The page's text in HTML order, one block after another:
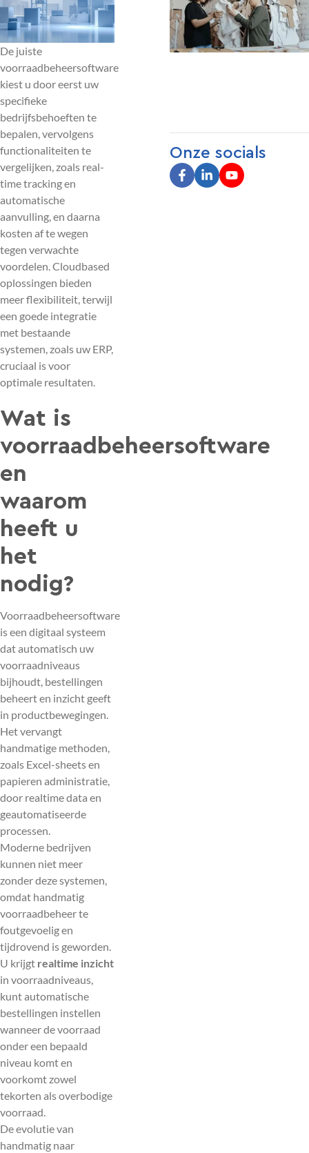
De juiste
voorraadbeheersoftware
kiest u door eerst uw
specifieke
bedrijfsbehoeften te
bepalen, vervolgens
functionaliteiten te
vergelijken, zoals real-
time tracking en
automatische
aanvulling, en daarna
kosten af te wegen
tegen verwachte
voordelen. Cloudbased
oplossingen bieden
meer flexibiliteit, terwijl
een goede integratie
met bestaande
systemen, zoals uw ERP,
cruciaal is voor
optimale resultaten.
Wat is
voorraadbeheersoftware
en
waarom
heeft u
het
nodig?
Voorraadbeheersoftware
is een digitaal systeem
dat automatisch uw
voorraadniveaus
bijhoudt, bestellingen
beheert en inzicht geeft
in productbewegingen.
Het vervangt
handmatige methoden,
zoals Excel-sheets en
papieren administratie,
door realtime data en
geautomatiseerde
processen.
Moderne bedrijven
kunnen niet meer
zonder deze systemen,
omdat handmatig
voorraadbeheer te
foutgevoelig en
tijdrovend is geworden.
U krijgt realtime inzicht
in voorraadniveaus,
kunt automatische
bestellingen instellen
wanneer de voorraad
onder een bepaald
niveau komt en
voorkomt zowel
tekorten als overbodige
voorraad.
De evolutie van
handmatig naar
Onze socials